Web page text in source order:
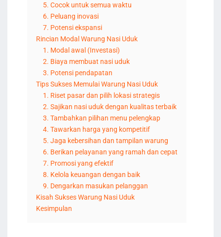
5. Cocok untuk semua waktu
6. Peluang inovasi
7. Potensi ekspansi
Rincian Modal Warung Nasi Uduk
1. Modal awal (Investasi)
2. Biaya membuat nasi uduk
3. Potensi pendapatan
Tips Sukses Memulai Warung Nasi Uduk
1. Riset pasar dan pilih lokasi strategis
2. Sajikan nasi uduk dengan kualitas terbaik
3. Tambahkan pilihan menu pelengkap
4. Tawarkan harga yang kompetitif
5. Jaga kebersihan dan tampilan warung
6. Berikan pelayanan yang ramah dan cepat
7. Promosi yang efektif
8. Kelola keuangan dengan baik
9. Dengarkan masukan pelanggan
Kisah Sukses Warung Nasi Uduk
Kesimpulan